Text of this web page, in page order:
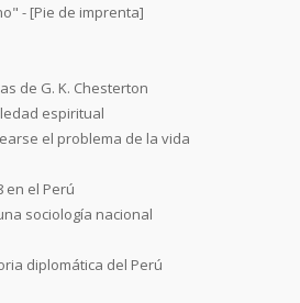
- [Pie de imprenta]
de G. K. Chesterton
espiritual
el problema de la vida
en el Perú
sociología nacional
diplomática del Perú